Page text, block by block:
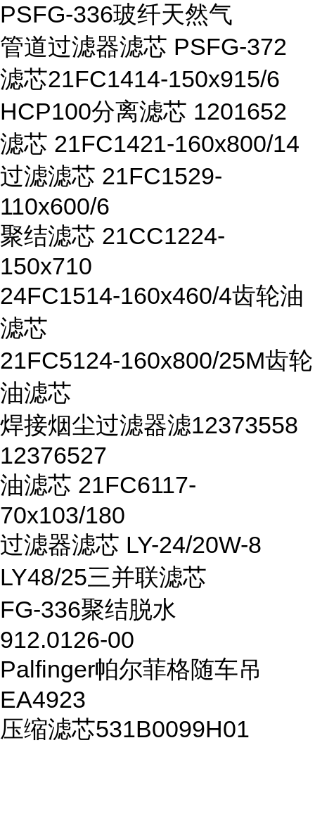
PSFG-336玻纤天然气
管道过滤器滤芯 PSFG-372
滤芯21FC1414-150x915/6
HCP100分离滤芯 1201652
滤芯 21FC1421-160x800/14
过滤滤芯 21FC1529-
110x600/6
聚结滤芯 21CC1224-
150x710
24FC1514-160x460/4齿轮油
滤芯
21FC5124-160x800/25M齿轮
油滤芯
焊接烟尘过滤器滤12373558
12376527
油滤芯 21FC6117-
70x103/180
过滤器滤芯 LY-24/20W-8
LY48/25三并联滤芯
FG-336聚结脱水
912.0126-00
Palfinger帕尔菲格随车吊
EA4923
压缩滤芯531B0099H01